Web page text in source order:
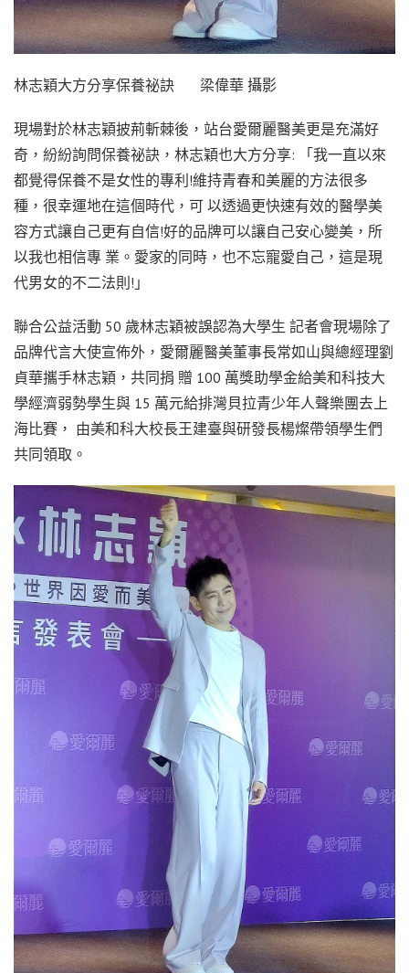
林志穎大方分享保養祕訣 梁偉華 攝影
現場對於林志穎披荊斬棘後，站台愛爾麗醫美更是充滿好
奇，紛紛詢問保養祕訣，林志穎也大方分享: 「我一直以來
都覺得保養不是女性的專利!維持青春和美麗的方法很多
種，很幸運地在這個時代，可 以透過更快速有效的醫學美
容方式讓自己更有自信!好的品牌可以讓自己安心變美，所
以我也相信專 業。愛家的同時，也不忘寵愛自己，這是現
代男女的不二法則!」
聯合公益活動 50 歲林志穎被誤認為大學生 記者會現場除了
品牌代言大使宣佈外，愛爾麗醫美董事長常如山與總經理劉
貞華攜手林志穎，共同捐 贈 100 萬獎助學金給美和科技大
學經濟弱勢學生與 15 萬元給排灣貝拉青少年人聲樂團去上
海比賽， 由美和科大校長王建臺與研發長楊燦帶領學生們
共同領取。